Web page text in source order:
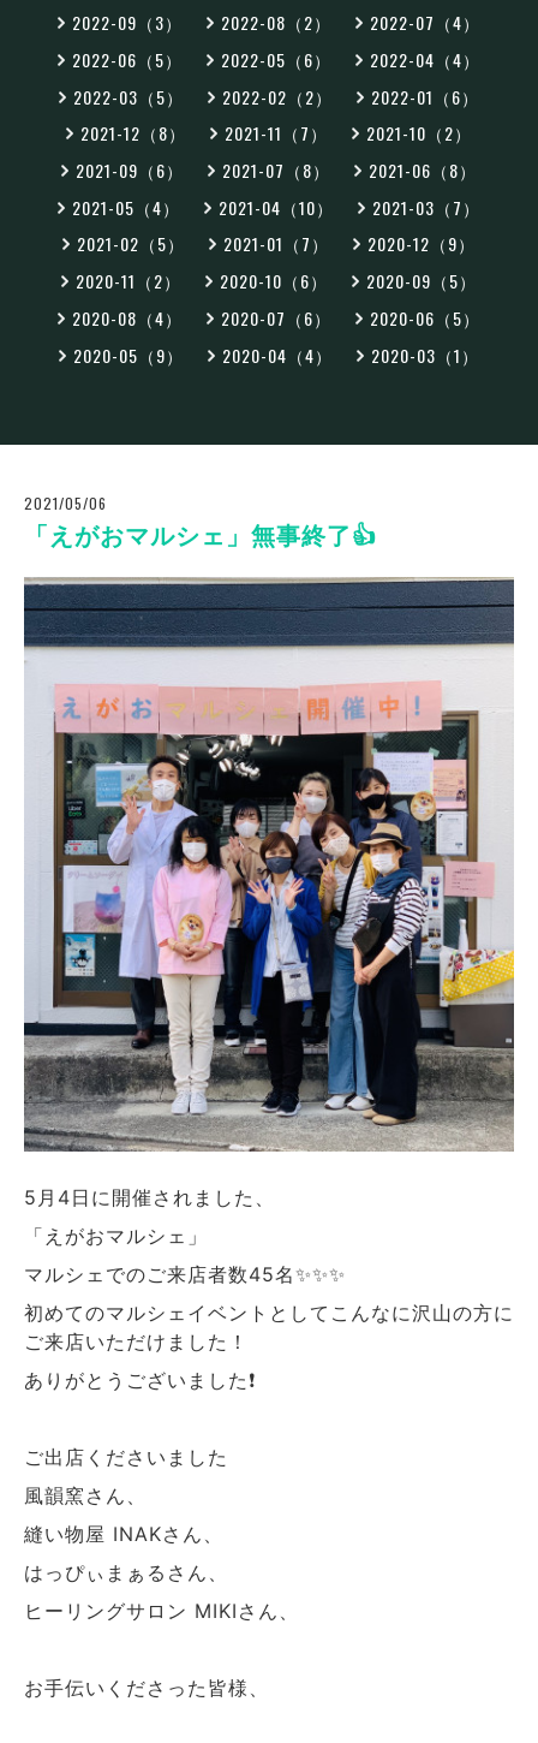
2022-09（3）
2022-08（2）
2022-07（4）
2022-06（5）
2022-05（6）
2022-04（4）
2022-03（5）
2022-02（2）
2022-01（6）
2021-12（8）
2021-11（7）
2021-10（2）
2021-09（6）
2021-07（8）
2021-06（8）
2021-05（4）
2021-04（10）
2021-03（7）
2021-02（5）
2021-01（7）
2020-12（9）
2020-11（2）
2020-10（6）
2020-09（5）
2020-08（4）
2020-07（6）
2020-06（5）
2020-05（9）
2020-04（4） 2020-03（1）
2021/05/06
「えがおマルシェ」無事終了👍
5月4日に開催されました、
「えがおマルシェ」
マルシェでのご来店者数45名✨✨✨
初めてのマルシェイベントとしてこんなに沢山の方に
ご来店いただけました！
ありがとうございました❗️
ご出店くださいました
風韻窯さん、
縫い物屋 INAKさん、
はっぴぃまぁるさん、
ヒーリングサロン MIKIさん、
お手伝いくださった皆様、